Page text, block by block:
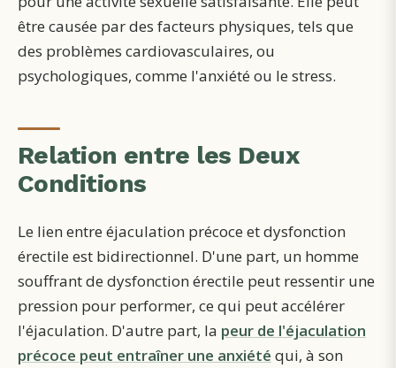
être causée par des facteurs physiques, tels que
des problèmes cardiovasculaires, ou
psychologiques, comme l'anxiété ou le stress.
Relation entre les Deux
Conditions
Le lien entre éjaculation précoce et dysfonction
érectile est bidirectionnel. D'une part, un homme
souffrant de dysfonction érectile peut ressentir une
pression pour performer, ce qui peut accélérer
l'éjaculation. D'autre part, la peur de l'éjaculation
précoce peut entraîner une anxiété qui, à son